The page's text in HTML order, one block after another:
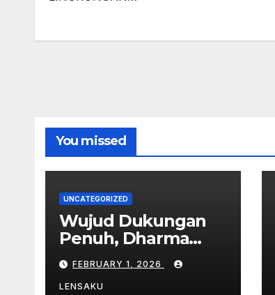
You missed
UNCATEGORIZED
Wujud Dukungan
Penuh, Dharma
Wanita Persatuan
MTsN 9 Madiun Ikut
Sukseskan
FEBRUARY 1, 2026
LENSAKU